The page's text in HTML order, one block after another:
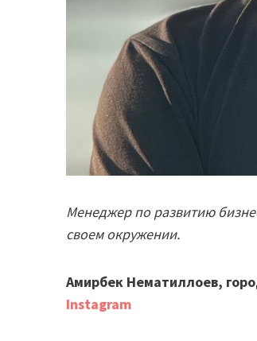
Менеджер по развитию
своем окружении.
Амирбек Нематиллоев,
Instagram